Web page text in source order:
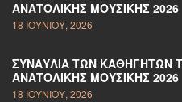
ΑΝΑΤΟΛΙΚΉΣ ΜΟΥΣΙΚΉΣ 2026
18 ΙΟΥΝΊΟΥ, 2026
ΣΥΝΑΥΛΊΑ ΤΩΝ ΚΑΘΗΓΗΤΏΝ
ΑΝΑΤΟΛΙΚΉΣ ΜΟΥΣΙΚΉΣ 2026
18 ΙΟΥΝΊΟΥ, 2026